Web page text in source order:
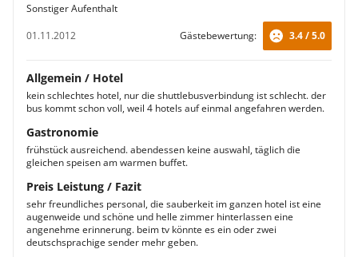
Sonstiger Aufenthalt
01.11.2012
Gästebewertung: 3.4 / 5.0
Allgemein / Hotel
kein schlechtes hotel, nur die shuttlebusverbindung ist schlecht. der
bus kommt schon voll, weil 4 hotels auf einmal angefahren werden.
Gastronomie
frühstück ausreichend. abendessen keine auswahl, täglich die
gleichen speisen am warmen buffet.
Preis Leistung / Fazit
sehr freundliches personal, die sauberkeit im ganzen hotel ist eine
augenweide und schöne und helle zimmer hinterlassen eine
angenehme erinnerung. beim tv könnte es ein oder zwei
deutschsprachige sender mehr geben.